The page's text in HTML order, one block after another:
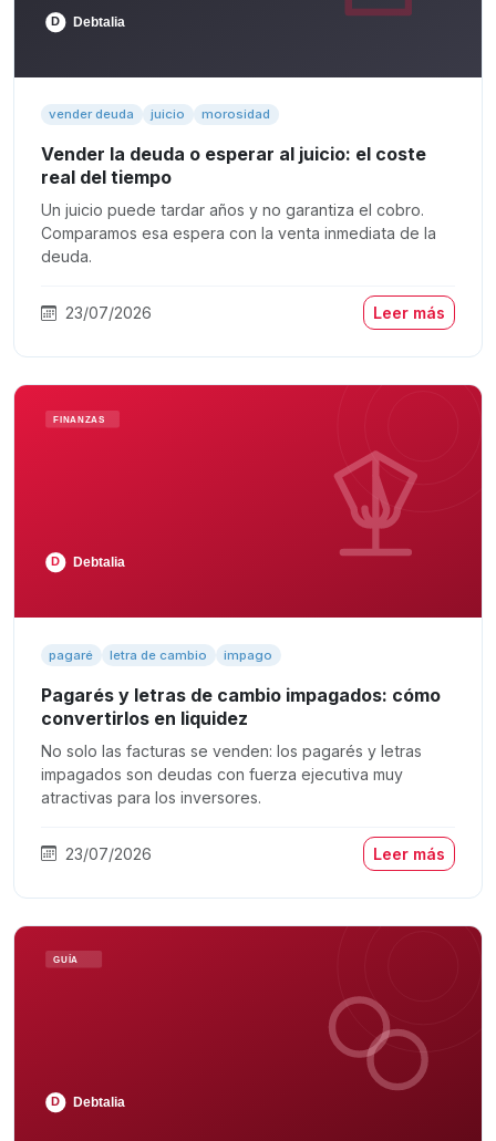
vender deuda juicio morosidad
Vender la deuda o esperar al juicio: el coste
real del tiempo
Un juicio puede tardar años y no garantiza el cobro.
Comparamos esa espera con la venta inmediata de la
deuda.
23/07/2026 Leer más
pagaré letra de cambio impago
Pagarés y letras de cambio impagados: cómo
convertirlos en liquidez
No solo las facturas se venden: los pagarés y letras
impagados son deudas con fuerza ejecutiva muy
atractivas para los inversores.
23/07/2026 Leer más